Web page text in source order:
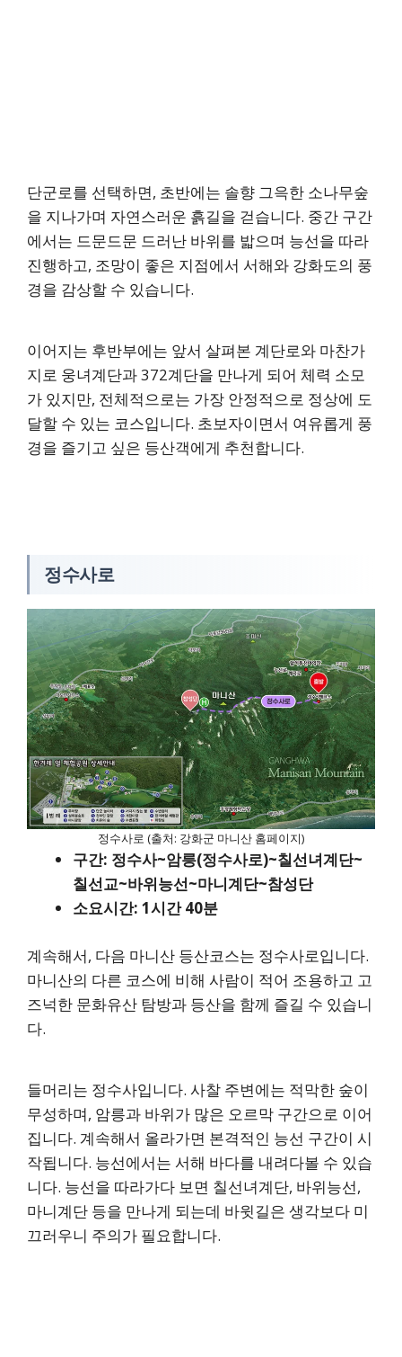
단군로를 선택하면, 초반에는 솔향 그윽한 소나무숲
을 지나가며 자연스러운 흙길을 걷습니다. 중간 구간
에서는 드문드문 드러난 바위를 밟으며 능선을 따라
진행하고, 조망이 좋은 지점에서 서해와 강화도의 풍
경을 감상할 수 있습니다.
이어지는 후반부에는 앞서 살펴본 계단로와 마찬가
지로 웅녀계단과 372계단을 만나게 되어 체력 소모
가 있지만, 전체적으로는 가장 안정적으로 정상에 도
달할 수 있는 코스입니다. 초보자이면서 여유롭게 풍
경을 즐기고 싶은 등산객에게 추천합니다.
정수사로
정수사로 (출처: 강화군 마니산 홈페이지)
구간: 정수사~암릉(정수사로)~칠선녀계단~
칠선교~바위능선~마니계단~참성단
소요시간: 1시간 40분
계속해서, 다음 마니산 등산코스는 정수사로입니다.
마니산의 다른 코스에 비해 사람이 적어 조용하고 고
즈넉한 문화유산 탐방과 등산을 함께 즐길 수 있습니
다.
들머리는 정수사입니다. 사찰 주변에는 적막한 숲이
무성하며, 암릉과 바위가 많은 오르막 구간으로 이어
집니다. 계속해서 올라가면 본격적인 능선 구간이 시
작됩니다. 능선에서는 서해 바다를 내려다볼 수 있습
니다. 능선을 따라가다 보면 칠선녀계단, 바위능선,
마니계단 등을 만나게 되는데 바윗길은 생각보다 미
끄러우니 주의가 필요합니다.